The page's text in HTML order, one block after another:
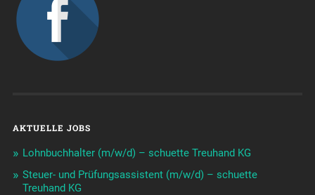
AKTUELLE JOBS
Lohnbuchhalter (m/w/d) – schuette Treuhand KG
Steuer- und Prüfungsassistent (m/w/d) – schuette
Treuhand KG